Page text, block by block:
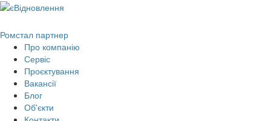
Ромстал партнер
Про компанію
Сервіс
Проєктування
Вакансії
Блог
Об'єкти